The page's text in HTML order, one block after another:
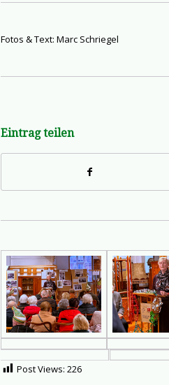
Fotos & Text: Marc Schriegel
Eintrag teilen
Post Views: 226